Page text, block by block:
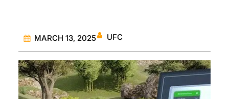
MARCH 13, 2025 UFC